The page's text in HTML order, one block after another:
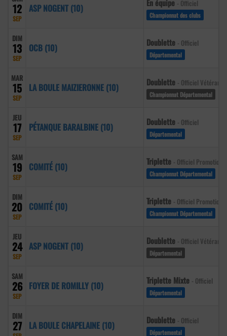
12
SEP
ASP NOGENT (10) En équipe - Officiel
Championnat des clubs
DIM
13
SEP
OCB (10) Doublette - Officiel
Départemental
MAR
15
SEP
LA BOULE MAIZIERONNE (10) Doublette - Officiel Vétéran
Championnat Départemental
JEU
17
SEP
PÉTANQUE BARALBINE (10) Doublette - Officiel
Départemental
SAM
19
SEP
COMITÉ (10) Triplette - Officiel Promotion
Championnat Départemental
DIM
20
SEP
COMITÉ (10) Triplette - Officiel Promotion
Championnat Départemental
JEU
24
SEP
ASP NOGENT (10) Doublette - Officiel Vétéran
Départemental
SAM
26
SEP
FOYER DE ROMILLY (10) Triplette Mixte - Officiel
Départemental
DIM
27 LA BOULE CHAPELAINE (10) Doublette - Officiel
Départemental